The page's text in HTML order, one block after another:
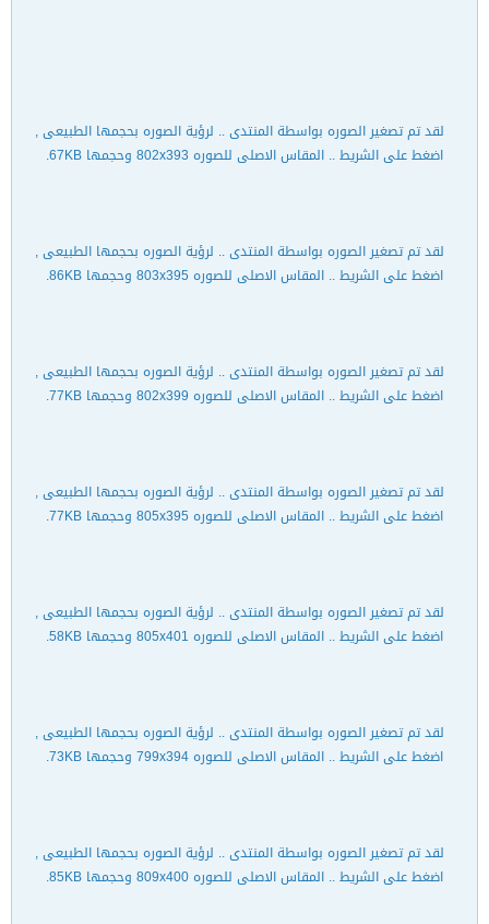
لقد تم تصغير الصوره بواسطة المنتدى .. لرؤية الصوره بحجمها الطبيعى ,
اضغط على الشريط .. المقاس الاصلى للصوره 802x393 وحجمها 67KB.
لقد تم تصغير الصوره بواسطة المنتدى .. لرؤية الصوره بحجمها الطبيعى ,
اضغط على الشريط .. المقاس الاصلى للصوره 803x395 وحجمها 86KB.
لقد تم تصغير الصوره بواسطة المنتدى .. لرؤية الصوره بحجمها الطبيعى ,
اضغط على الشريط .. المقاس الاصلى للصوره 802x399 وحجمها 77KB.
لقد تم تصغير الصوره بواسطة المنتدى .. لرؤية الصوره بحجمها الطبيعى ,
اضغط على الشريط .. المقاس الاصلى للصوره 805x395 وحجمها 77KB.
لقد تم تصغير الصوره بواسطة المنتدى .. لرؤية الصوره بحجمها الطبيعى ,
اضغط على الشريط .. المقاس الاصلى للصوره 805x401 وحجمها 58KB.
لقد تم تصغير الصوره بواسطة المنتدى .. لرؤية الصوره بحجمها الطبيعى ,
اضغط على الشريط .. المقاس الاصلى للصوره 799x394 وحجمها 73KB.
لقد تم تصغير الصوره بواسطة المنتدى .. لرؤية الصوره بحجمها الطبيعى ,
اضغط على الشريط .. المقاس الاصلى للصوره 809x400 وحجمها 85KB.